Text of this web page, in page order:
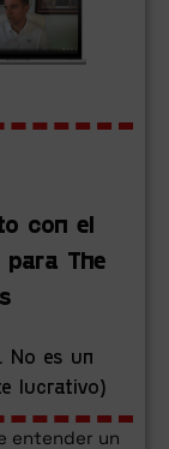
con el
para The
No es un
lucrativo)
entender un